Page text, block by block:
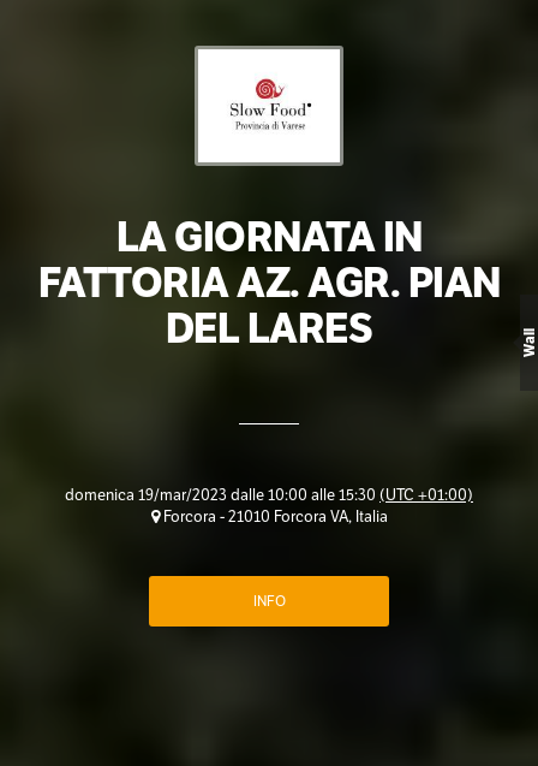
LA GIORNATA IN
FATTORIA AZ. AGR. PIAN
DEL LARES
domenica 19/mar/2023 dalle 10:00 alle 15:30 (UTC +01:00)
Forcora - 21010 Forcora VA, Italia
INFO
Wall